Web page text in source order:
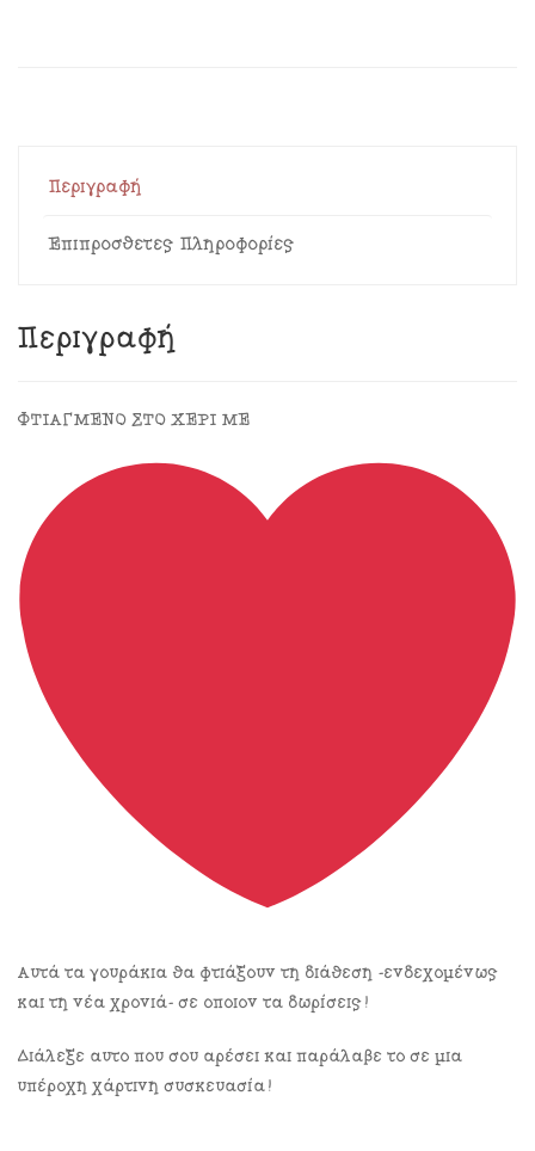
Περιγραφή
Επιπρόσθετες Πληροφορίες
Περιγραφή
ΦΤΙΑΓΜΕΝΟ ΣΤΟ ΧΕΡΙ ΜΕ
Αυτά τα γουράκια θα φτιάξουν τη διάθεση -ενδεχομένως
και τη νέα χρονιά- σε όποιον τα δωρίσεις!
Διάλεξε αυτό που σου αρέσει και παράλαβε το σε μια
υπέροχη χάρτινη συσκευασία!